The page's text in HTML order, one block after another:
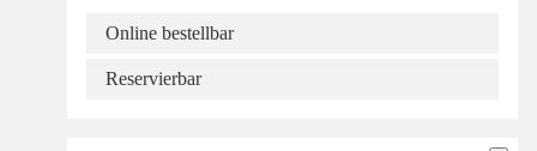
Online bestellbar
Reservierbar